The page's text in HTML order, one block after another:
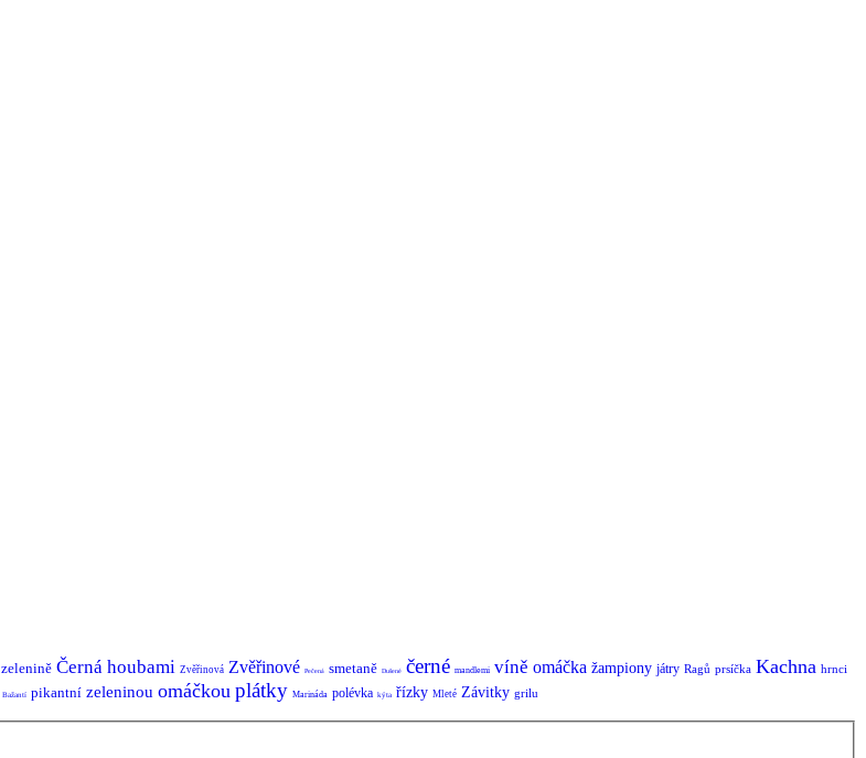
zelenině Černá houbami Zvěřinová Zvěřinové Pečená smetaně Dušené černé mandlemi víně omáčka žampiony játry Ragů prsíčka Kachna hrnci
Bažantí pikantní zeleninou omáčkou plátky Marináda polévka kýta řízky Mleté Závitky grilu